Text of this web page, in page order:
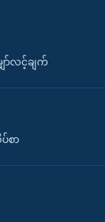
ာ်လင့်ချက်
စာ